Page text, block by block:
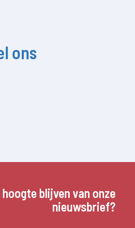
ons
hoogte blijven van onze
nieuwsbrief?